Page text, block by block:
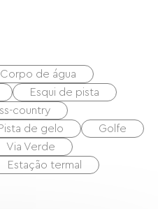
para bicicletas.
Corpo de água
Esqui de pista
country
Pista de gelo
Golfe
Via Verde
Estação termal